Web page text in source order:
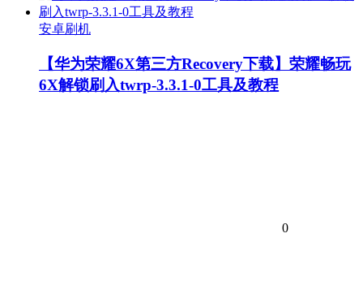
安卓刷机
【华为荣耀6X第三方Recovery下载】荣耀畅玩
6X解锁刷入twrp-3.3.1-0工具及教程
0